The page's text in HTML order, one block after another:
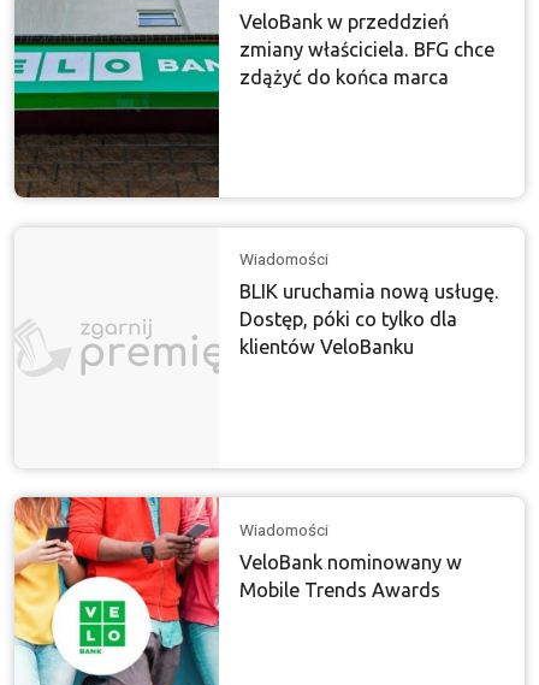
VeloBank w przeddzień
zmiany właściciela. BFG chce
zdążyć do końca marca
Wiadomości
BLIK uruchamia nową usługę.
Dostęp, póki co tylko dla
klientów VeloBanku
Wiadomości
VeloBank nominowany w
Mobile Trends Awards